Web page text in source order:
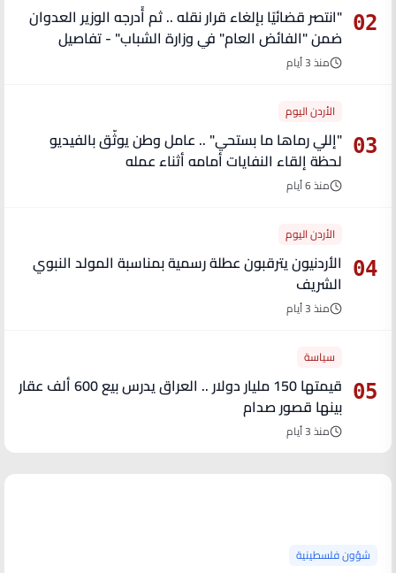
02
"انتصر قضائيًا بإلغاء قرار نقله .. ثم أُدرجه الوزير العدوان
ضمن "الفائض العام" في وزارة الشباب" - تفاصيل
منذ 3 أيام
03
الأردن اليوم
"إللي رماها ما بستحي" .. عامل وطن يوثّق بالفيديو
لحظة إلقاء النفايات أمامه أثناء عمله
منذ 6 أيام
04
الأردن اليوم
الأردنيون يترقبون عطلة رسمية بمناسبة المولد النبوي
الشريف
منذ 3 أيام
05
سياسة
قيمتها 150 مليار دولار .. العراق يدرس بيع 600 ألف عقار
بينها قصور صدام
منذ 3 أيام
شؤون فلسطينية